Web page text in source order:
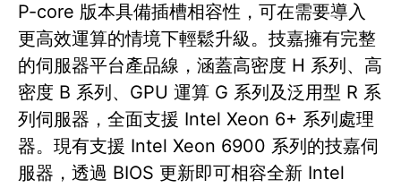
P-core 版本具備插槽相容性，可在需要導入
更高效運算的情境下輕鬆升級。技嘉擁有完整
的伺服器平台產品線，涵蓋高密度 H 系列、高
密度 B 系列、GPU 運算 G 系列及泛用型 R 系
列伺服器，全面支援 Intel Xeon 6+ 系列處理
器。現有支援 Intel Xeon 6900 系列的技嘉伺
服器，透過 BIOS 更新即可相容全新 Intel